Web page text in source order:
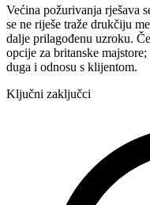
Većina požurivanja rješava
se ne riješe traže drukčiju
dalje prilagođenu uzroku.
opcije za britanske
duga i odnosu s klijentom.
Ključni zaključci